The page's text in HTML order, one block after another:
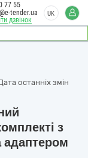
дзвінок
77 55
tender.ua
UK
останніх змін
з
адаптером